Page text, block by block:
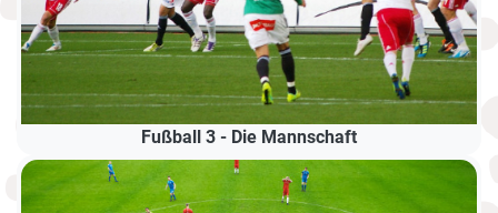
Fußball 3 - Die Mannschaft